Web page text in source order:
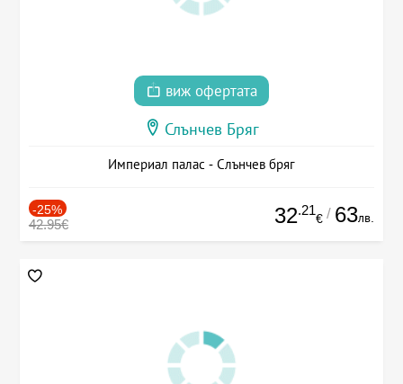
виж офертата
Слънчев Бряг
Империал палас - Слънчев бряг
-25%
42.95€ 32.21
€ / 63лв.